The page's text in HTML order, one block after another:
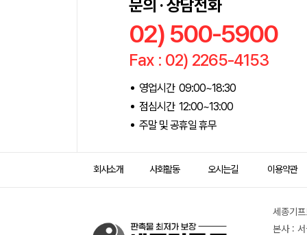
문의 · 상담전화
02) 500-5900
Fax : 02) 2265-4153
영업시간 09:00~18:30
점심시간 12:00~13:00
주말 및 공휴일 휴무
회사소개 사회활동 오시는길 이용약관
세종기
본사 :